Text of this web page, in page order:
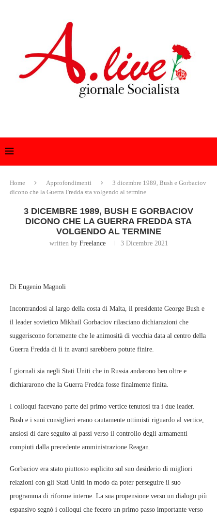
Home Approfondimenti
3 dicembre 1989, Bush e Gorbaciov
dicono che la Guerra Fredda sta volgendo al termine
3 DICEMBRE 1989, BUSH E GORBACIOV
DICONO CHE LA GUERRA FREDDA STA
VOLGENDO AL TERMINE
written by Freelance 3 Dicembre 2021
Di Eugenio Magnoli
Incontrandosi al largo della costa di Malta, il presidente George Bush e
il leader sovietico Mikhail Gorbaciov rilasciano dichiarazioni che
suggeriscono fortemente che le animosità di vecchia data al centro della
Guerra Fredda di lì in avanti sarebbero potute finire.
I giornali sia negli Stati Uniti che in Russia andarono ben oltre e
dichiararono che la Guerra Fredda fosse finalmente finita.
I colloqui facevano parte del primo vertice tenutosi tra i due leader.
Bush e i suoi consiglieri erano cautamente ottimisti riguardo al vertice,
ansiosi di dare seguito ai passi verso il controllo degli armamenti
compiuti dalla precedente amministrazione Reagan.
Gorbaciov era stato piuttosto esplicito sul suo desiderio di migliori
relazioni con gli Stati Uniti in modo da poter perseguire il suo
programma di riforme interne. La sua propensione verso un dialogo più
espansivo segnò i colloqui che fecero un primo passo importante verso